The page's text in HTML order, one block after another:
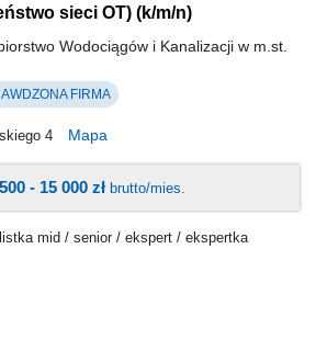
sieci OT) (k/m/n)
Wodociągów i Kanalizacji w m.st.
FIRMA
4 Mapa
- 15 000 złbrutto/mies.
mid / senior / ekspert / ekspertka